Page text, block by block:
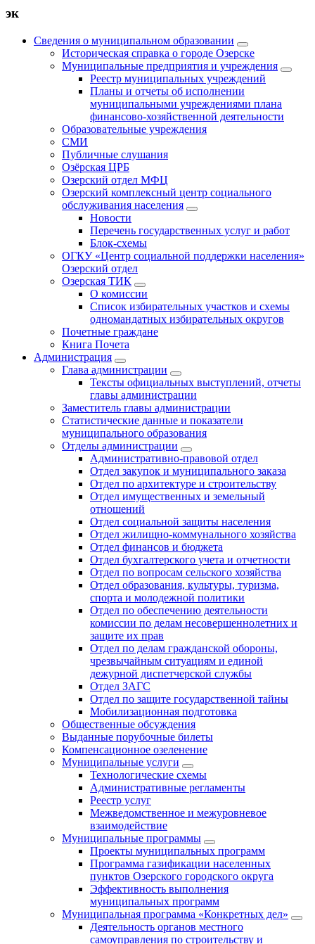
эк
Сведения о муниципальном образовании
Историческая справка о городе Озерске
Муниципальные предприятия и учреждения
Реестр муниципальных учреждений
Планы и отчеты об исполнении
муниципальными учреждениями плана
финансово-хозяйственной деятельности
Образовательные учреждения
СМИ
Публичные слушания
Озёрская ЦРБ
Озерский отдел МФЦ
Озерский комплексный центр социального
обслуживания населения
Новости
Перечень государственных услуг и работ
Блок-схемы
ОГКУ «Центр социальной поддержки населения»
Озерский отдел
Озерская ТИК
О комиссии
Список избирательных участков и схемы
одномандатных избирательных округов
Почетные граждане
Книга Почета
Администрация
Глава администрации
Тексты официальных выступлений, отчеты
главы администрации
Заместитель главы администрации
Статистические данные и показатели
муниципального образования
Отделы администрации
Административно-правовой отдел
Отдел закупок и муниципального заказа
Отдел по архитектуре и строительству
Отдел имущественных и земельный
отношений
Отдел социальной защиты населения
Отдел жилищно-коммунального хозяйства
Отдел финансов и бюджета
Отдел бухгалтерского учета и отчетности
Отдел по вопросам сельского хозяйства
Отдел образования, культуры, туризма,
спорта и молодежной политики
Отдел по обеспечению деятельности
комиссии по делам несовершеннолетних и
защите их прав
Отдел по делам гражданской обороны,
чрезвычайным ситуациям и единой
дежурной диспетчерской службы
Отдел ЗАГС
Отдел по защите государственной тайны
Мобилизационная подготовка
Общественные обсуждения
Выданные порубочные билеты
Компенсационное озеленение
Муниципальные услуги
Технологические схемы
Административные регламенты
Реестр услуг
Межведомственное и межуровневое
взаимодействие
Муниципальные программы
Проекты муниципальных программ
Программа газификации населенных
пунктов Озерского городского округа
Эффективность выполнения
муниципальных программ
Муниципальная программа «Конкретных дел»
Деятельность органов местного
самоуправления по строительству и